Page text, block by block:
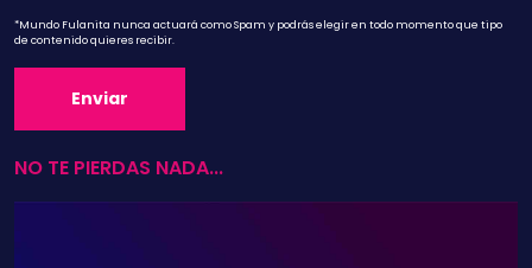
*Mundo Fulanita nunca actuará como Spam y podrás elegir en todo momento que tipo
de contenido quieres recibir.
NO TE PIERDAS NADA...